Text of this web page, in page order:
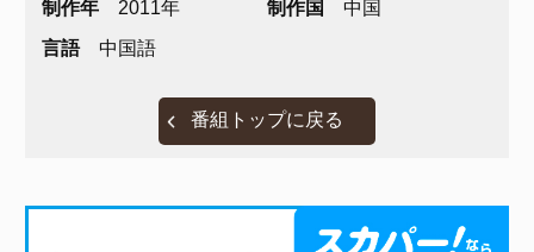
制作年 2011年 制作国
中国
言語
中国語
番組トップに戻る